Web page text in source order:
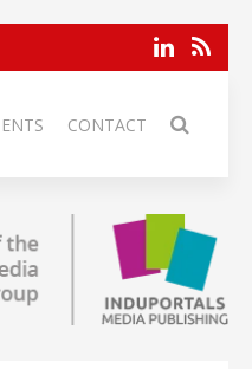
CONTACT